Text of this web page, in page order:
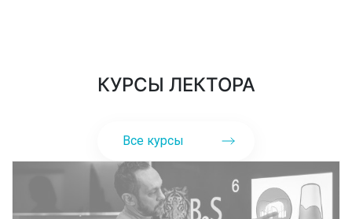
КУРСЫ ЛЕКТОРА
Все курсы